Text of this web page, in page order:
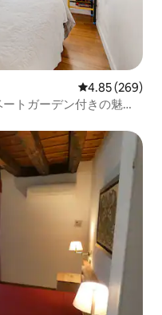
レビュー269
4.85 (269)
トガーデン付きの魅力